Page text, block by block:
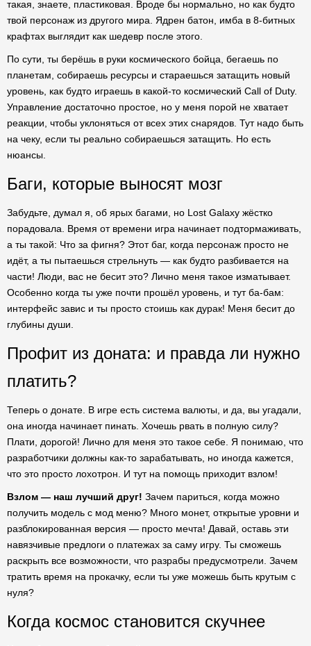
такая, знаете, пластиковая. Вроде бы нормально, но как будто
твой персонаж из другого мира. Ядрен батон, имба в 8-битных
крафтах выглядит как шедевр после этого.
По сути, ты берёшь в руки космического бойца, бегаешь по
планетам, собираешь ресурсы и стараешься затащить новый
уровень, как будто играешь в какой-то космический Call of Duty.
Управление достаточно простое, но у меня порой не хватает
реакции, чтобы уклоняться от всех этих снарядов. Тут надо быть
на чеку, если ты реально собираешься затащить. Но есть
нюансы.
Баги, которые выносят мозг
Забудьте, думал я, об ярых багами, но Lost Galaxy жёстко
порадовала. Время от времени игра начинает подтормаживать,
а ты такой: Что за фигня? Этот баг, когда персонаж просто не
идёт, а ты пытаешься стрельнуть — как будто разбивается на
части! Люди, вас не бесит это? Лично меня такое изматывает.
Особенно когда ты уже почти прошёл уровень, и тут ба-бам:
интерфейс завис и ты просто стоишь как дурак! Меня бесит до
глубины души.
Профит из доната: и правда ли нужно
платить?
Теперь о донате. В игре есть система валюты, и да, вы угадали,
она иногда начинает пинать. Хочешь рвать в полную силу?
Плати, дорогой! Лично для меня это такое себе. Я понимаю, что
разработчики должны как-то зарабатывать, но иногда кажется,
что это просто лохотрон. И тут на помощь приходит взлом!
Взлом — наш лучший друг! Зачем париться, когда можно
получить модель с мод меню? Много монет, открытые уровни и
разблокированная версия — просто мечта! Давай, оставь эти
навязчивые предлоги о платежах за саму игру. Ты сможешь
раскрыть все возможности, что разрабы предусмотрели. Зачем
тратить время на прокачку, если ты уже можешь быть крутым с
нуля?
Когда космос становится скучнее